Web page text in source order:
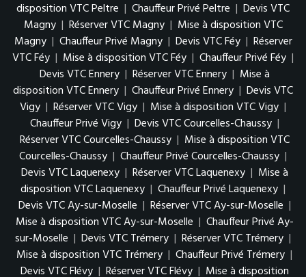
disposition VTC Peltre | Chauffeur Privé Peltre | Devis VTC
Magny | Réserver VTC Magny | Mise à disposition VTC
Magny | Chauffeur Privé Magny | Devis VTC Féy | Réserver
VTC Féy | Mise à disposition VTC Féy | Chauffeur Privé Féy |
Devis VTC Ennery | Réserver VTC Ennery | Mise à
disposition VTC Ennery | Chauffeur Privé Ennery | Devis VTC
Vigy | Réserver VTC Vigy | Mise à disposition VTC Vigy |
Chauffeur Privé Vigy | Devis VTC Courcelles-Chaussy |
Réserver VTC Courcelles-Chaussy | Mise à disposition VTC
Courcelles-Chaussy | Chauffeur Privé Courcelles-Chaussy |
Devis VTC Laquenexy | Réserver VTC Laquenexy | Mise à
disposition VTC Laquenexy | Chauffeur Privé Laquenexy |
Devis VTC Ay-sur-Moselle | Réserver VTC Ay-sur-Moselle |
Mise à disposition VTC Ay-sur-Moselle | Chauffeur Privé Ay-
sur-Moselle | Devis VTC Trémery | Réserver VTC Trémery |
Mise à disposition VTC Trémery | Chauffeur Privé Trémery |
Devis VTC Flévy | Réserver VTC Flévy | Mise à disposition